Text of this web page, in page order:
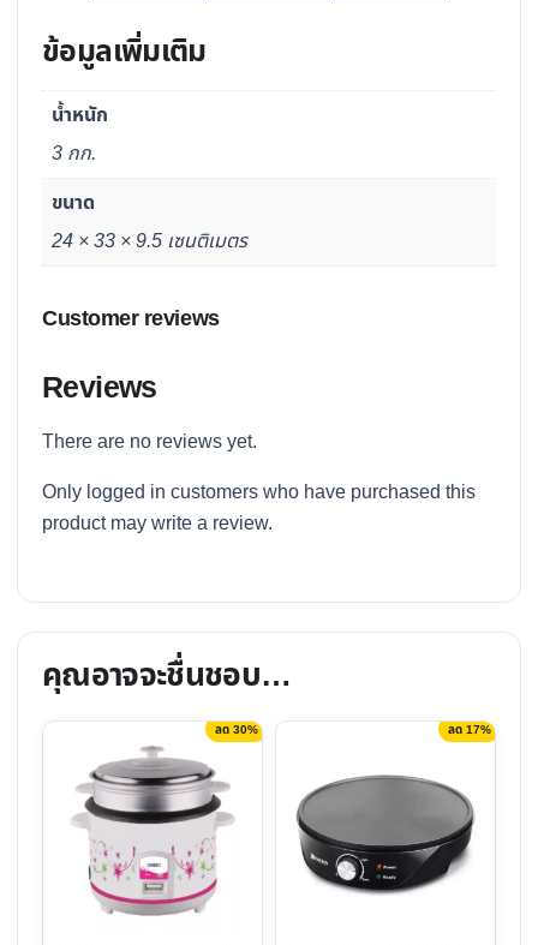
ข้อมูลเพิ่มเติม
น้ำหนัก
3 กก.
ขนาด
24 × 33 × 9.5 เซนติเมตร
Customer reviews
Reviews
There are no reviews yet.
Only logged in customers who have purchased this
product may write a review.
คุณอาจจะชื่นชอบ…
ลด 30% ลด 17%